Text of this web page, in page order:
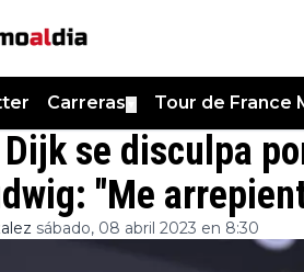
Carreras Tour de France
Dijk se disculpa
"Me
sábado, 08 abril 2023 en 8:30